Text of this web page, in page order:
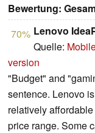
Bewertung:
70% Lenovo
Quelle:
version
"Budget" and
sentence. Lenovo
relatively
price range. Some